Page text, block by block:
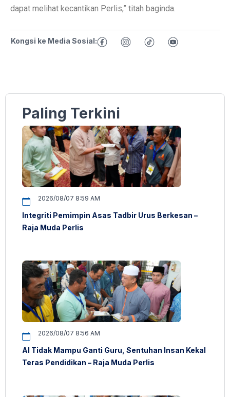
dapat melihat kecantikan Perlis,” titah baginda.
Kongsi ke Media Sosial:
Paling Terkini
2026/08/07 8:59 AM
Integriti Pemimpin Asas Tadbir Urus Berkesan –
Raja Muda Perlis
2026/08/07 8:56 AM
AI Tidak Mampu Ganti Guru, Sentuhan Insan Kekal
Teras Pendidikan – Raja Muda Perlis